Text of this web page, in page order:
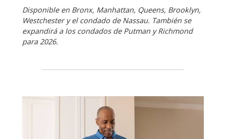
Disponible en Bronx, Manhattan, Queens, Brooklyn,
Westchester y el condado de Nassau. También se
expandirá a los condados de Putman y Richmond
para 2026.